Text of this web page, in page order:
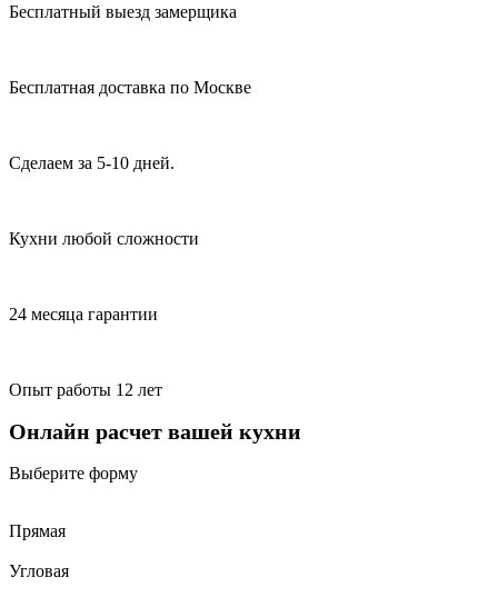
Бесплатный выезд замерщика
Бесплатная доставка по Москве
Сделаем за 5-10 дней.
Кухни любой сложности
24 месяца гарантии
Опыт работы 12 лет
Онлайн расчет вашей кухни
Выберите форму
Прямая
Угловая